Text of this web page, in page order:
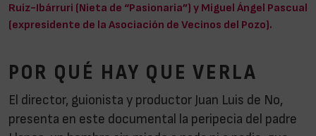
Ruiz-Ibárruri (Nieta de “Pasionaria”) y Miguel Ángel Pascual
(expresidente de la Asociación de Vecinos del Pozo).
POR QUÉ HAY QUE VERLA
El director, guionista y productor Juan Luis de No,
presenta en este documental la peripecia del padre